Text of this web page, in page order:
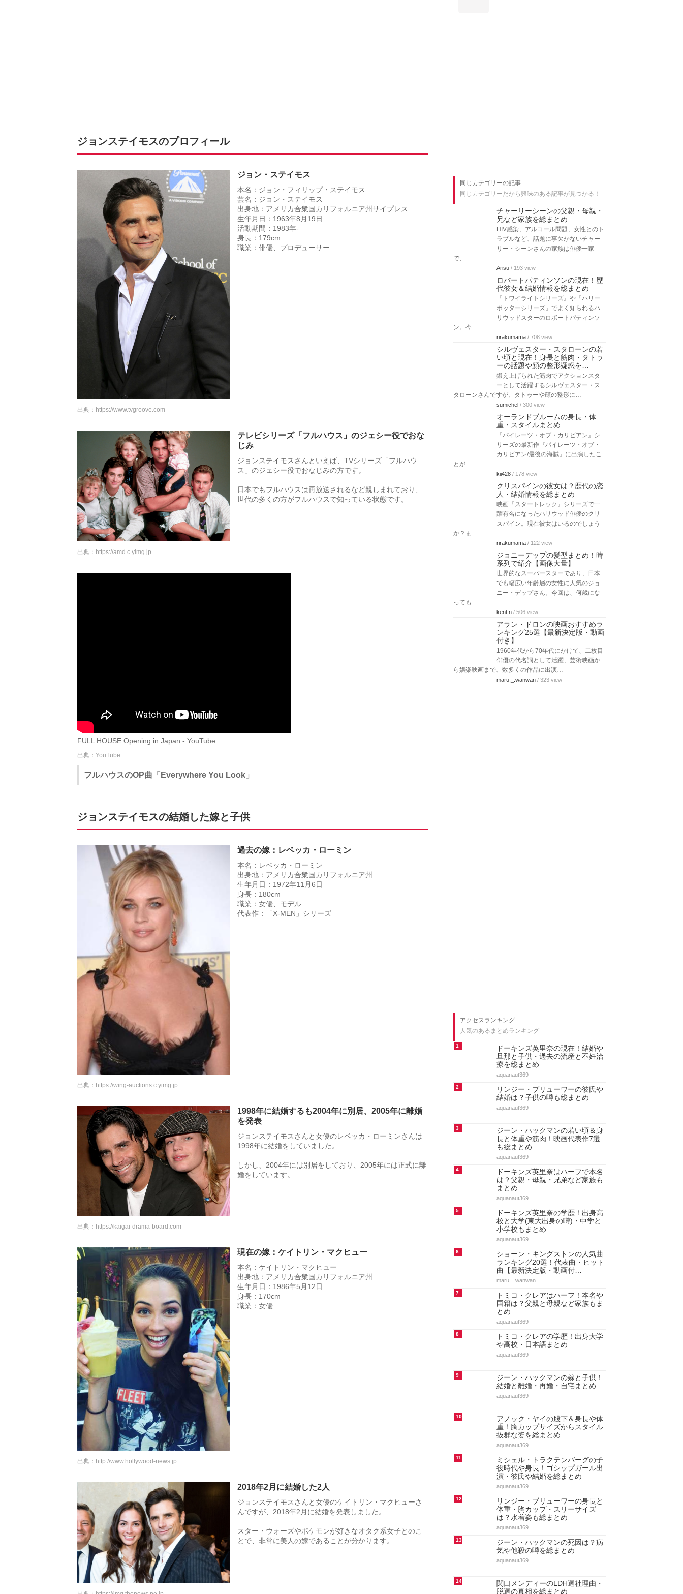
ジョンステイモスのプロフィール
ジョン・ステイモス
本名：ジョン・フィリップ・ステイモス
芸名：ジョン・ステイモス
出身地：アメリカ合衆国カリフォルニア州サイプレス
生年月日：1963年8月19日
活動期間：1983年-
身長：179cm
職業：俳優、プロデューサー
出典： https://www.tvgroove.com
テレビシリーズ「フルハウス」のジェシー役でおな
じみ
ジョンステイモスさんといえば、TVシリーズ「フルハウ
ス」のジェシー役でおなじみの方です。
日本でもフルハウスは再放送されるなど親しまれており、
世代の多くの方がフルハウスで知っている状態です。
出典： https://amd.c.yimg.jp
FULL HOUSE Opening in Japan - YouTube
出典：YouTube
フルハウスのOP曲「Everywhere You Look」
ジョンステイモスの結婚した嫁と子供
過去の嫁：レベッカ・ローミン
本名：レベッカ・ローミン
出身地：アメリカ合衆国カリフォルニア州
生年月日：1972年11月6日
身長：180cm
職業：女優、モデル
代表作：「X-MEN」シリーズ
出典： https://wing-auctions.c.yimg.jp
1998年に結婚するも2004年に別居、2005年に離婚
を発表
ジョンステイモスさんと女優のレベッカ・ローミンさんは
1998年に結婚をしていました。
しかし、2004年には別居をしており、2005年には正式に離
婚をしています。
出典： https://kaigai-drama-board.com
現在の嫁：ケイトリン・マクヒュー
本名：ケイトリン・マクヒュー
出身地：アメリカ合衆国カリフォルニア州
生年月日：1986年5月12日
身長：170cm
職業：女優
出典： http://www.hollywood-news.jp
2018年2月に結婚した2人
ジョンステイモスさんと女優のケイトリン・マクヒューさ
んですが、2018年2月に結婚を発表しました。
スター・ウォーズやポケモンが好きなオタク系女子とのこ
とで、非常に美人の嫁であることが分かります。
同じカテゴリーの記事
同じカテゴリーだから興味のある記事が見つかる！
チャーリーシーンの父親・母親・
兄など家族を総まとめ
HIV感染、アルコール問題、女性とのト
ラブルなど、話題に事欠かないチャー
リー・シーンさんの家族は俳優一家
で、…
Arisu / 193 view
ロバートパティンソンの現在！歴
代彼女＆結婚情報を総まとめ
『トワイライトシリーズ』や『ハリー
ポッターシリーズ』でよく知られるハ
リウッドスターのロボートパティンソ
ン。今…
rirakumama / 708 view
シルヴェスター・スタローンの若
い頃と現在！身長と筋肉・タトゥ
ーの話題や顔の整形疑惑を…
鍛え上げられた筋肉でアクションスタ
ーとして活躍するシルヴェスター・ス
タローンさんですが、タトゥーや顔の整形に…
sumichel / 300 view
オーランドブルームの身長・体
重・スタイルまとめ
『パイレーツ・オブ・カリビアン』シ
リーズの最新作『パイレーツ・オブ・
カリビアン/最後の海賊』に出演したこ
とが…
kii428 / 178 view
クリスパインの彼女は？歴代の恋
人・結婚情報を総まとめ
映画『スタートレック』シリーズで一
躍有名になったハリウッド俳優のクリ
スパイン。現在彼女はいるのでしょう
か？ま…
rirakumama / 122 view
ジョニーデップの髪型まとめ！時
系列で紹介【画像大量】
世界的なスーパースターであり、日本
でも幅広い年齢層の女性に人気のジョ
ニー・デップさん。今回は、何歳にな
っても…
kent.n / 506 view
アラン・ドロンの映画おすすめラ
ンキング25選【最新決定版・動画
付き】
1960年代から70年代にかけて、二枚目
俳優の代名詞として活躍、芸術映画か
ら娯楽映画まで、数多くの作品に出演…
maru._.wanwan / 323 view
アクセスランキング
人気のあるまとめランキング
1
ドーキンズ英里奈の現在！結婚や
旦那と子供・過去の流産と不妊治
療を総まとめ
aquanaut369
2
リンジー・ブリューワーの彼氏や
結婚は？子供の噂も総まとめ
aquanaut369
3
ジーン・ハックマンの若い頃＆身
長と体重や筋肉！映画代表作7選
も総まとめ
aquanaut369
4
ドーキンズ英里奈はハーフで本名
は？父親・母親・兄弟など家族も
まとめ
aquanaut369
5
ドーキンズ英里奈の学歴！出身高
校と大学(東大出身の噂)・中学と
小学校もまとめ
aquanaut369
6
ショーン・キングストンの人気曲
ランキング20選！代表曲・ヒット
曲【最新決定版・動画付…
maru._.wanwan
7
トミコ・クレアはハーフ！本名や
国籍は？父親と母親など家族もま
とめ
aquanaut369
8
トミコ・クレアの学歴！出身大学
や高校・日本語まとめ
aquanaut369
9
ジーン・ハックマンの嫁と子供！
結婚と離婚・再婚・自宅まとめ
aquanaut369
10
アノック・ヤイの股下＆身長や体
重！胸カップサイズからスタイル
抜群な姿を総まとめ
aquanaut369
11
ミシェル・トラクテンバーグの子
役時代や身長！ゴシップガール出
演・彼氏や結婚を総まとめ
aquanaut369
12
リンジー・ブリューワーの身長と
体重・胸カップ・スリーサイズ
は？水着姿も総まとめ
aquanaut369
13
ジーン・ハックマンの死因は？病
気や他殺の噂を総まとめ
aquanaut369
14
関口メンディーのLDH退社理由・
脱退の真相を総まとめ